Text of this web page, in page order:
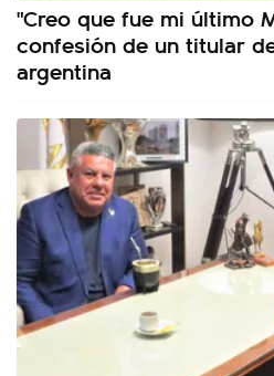
"Creo que fue mi último
confesión de un titular
argentina